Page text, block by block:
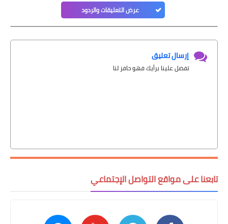
عرض التعليقات والردود
إرسال تعليق
تفضل علينا برأيك فهو حافز لنا
تابعنا على مواقع التواصل الإجتماعي